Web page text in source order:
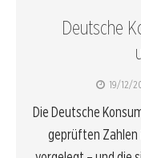
Deutsche
19/12/
Die Deutsche
geprüften